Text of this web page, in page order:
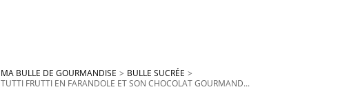
MA BULLE DE GOURMANDISE > BULLE SUCRÉE >
TUTTI FRUTTI EN FARANDOLE ET SON CHOCOLAT GOURMAND...